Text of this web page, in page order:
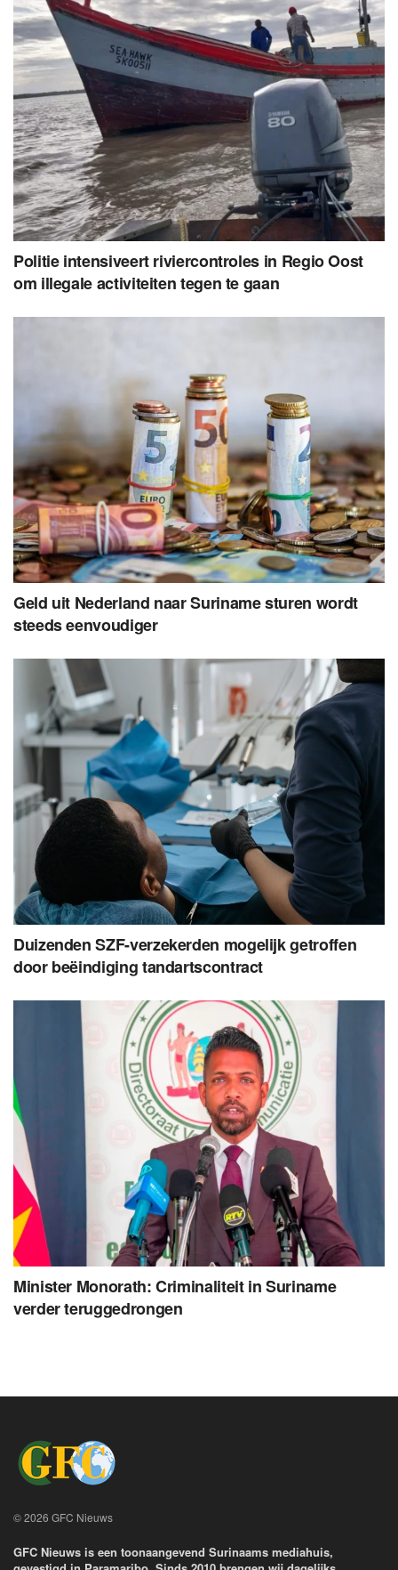
Politie intensiveert riviercontroles in Regio Oost
om illegale activiteiten tegen te gaan
Geld uit Nederland naar Suriname sturen wordt
steeds eenvoudiger
Duizenden SZF-verzekerden mogelijk getroffen
door beëindiging tandartscontract
Minister Monorath: Criminaliteit in Suriname
verder teruggedrongen
© 2026 GFC Nieuws
GFC Nieuws is een toonaangevend Surinaams mediahuis,